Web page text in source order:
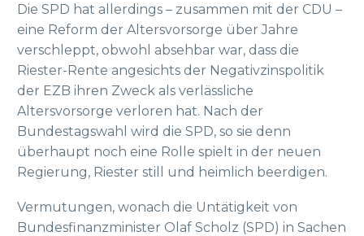
Die SPD hat allerdings – zusammen mit der CDU –
eine Reform der Altersvorsorge über Jahre
verschleppt, obwohl absehbar war, dass die
Riester-Rente angesichts der Negativzinspolitik
der EZB ihren Zweck als verlässliche
Altersvorsorge verloren hat. Nach der
Bundestagswahl wird die SPD, so sie denn
überhaupt noch eine Rolle spielt in der neuen
Regierung, Riester still und heimlich beerdigen.
Vermutungen, wonach die Untätigkeit von
Bundesfinanzminister Olaf Scholz (SPD) in Sachen